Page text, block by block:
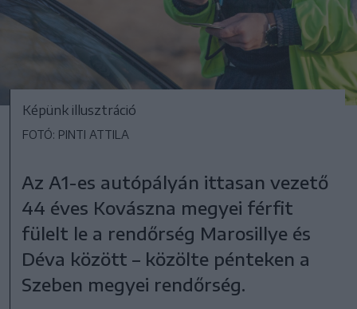
Képünk illusztráció
FOTÓ: PINTI ATTILA
Az A1-es autópályán ittasan vezető
44 éves Kovászna megyei férfit
fülelt le a rendőrség Marosillye és
Déva között – közölte pénteken a
Szeben megyei rendőrség.